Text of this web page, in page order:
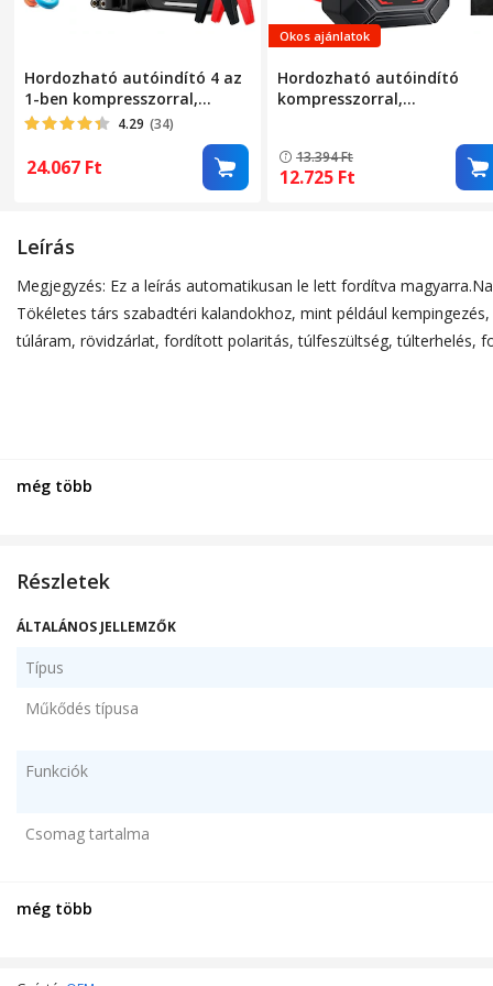
Hordozható autóindító 4 az
1-ben kompresszorral,
Excitat, 3000A, 150 PSI, 12V,
10 literes benzines vagy 8
literes dízelmotorhoz, Power
4.29 (34)
24.067 Ft
Okos ajánlatok
Hordozható autóindító
kompresszorral,
autóakkumulátor töltő,
8000A, hordozható, 3
üzemmódú zseblámpával,
Bank, hordozható, fekete
13.394Ft
12.725 Ft
Leírás
Megjegyzés: Ez a leírás automatikusan le lett fordítva
Tökéletes társ szabadtéri kalandokhoz, mint például
túláram, rövidzárlat, fordított polaritás, túlfeszültség, túlterhelés,
még több
Részletek
ÁLTALÁNOS JELLEMZŐK
Típus
Műkődés típusa
Funkciók
Csomag tartalma
még több